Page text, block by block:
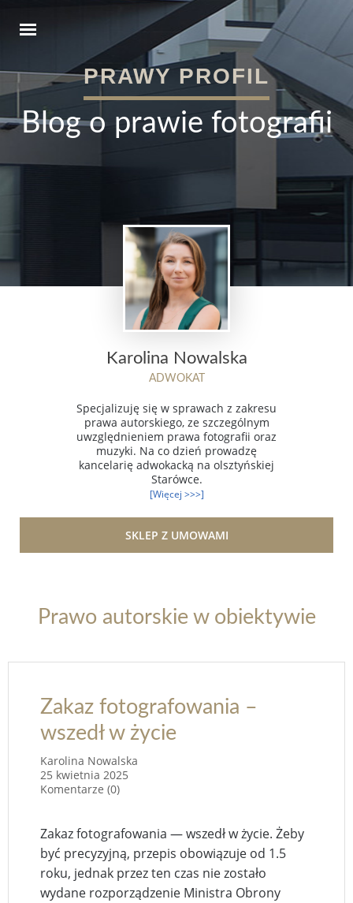
PRAWY PROFIL
Blog o prawie fotografii
Karolina Nowalska
ADWOKAT
Specjalizuję się w sprawach z zakresu
prawa autorskiego, ze szczególnym
uwzględnieniem prawa fotografii oraz
muzyki. Na co dzień prowadzę
kancelarię adwokacką na olsztyńskiej
Starówce.
[Więcej >>>]
SKLEP Z UMOWAMI
Prawo autorskie w obiektywie
Zakaz fotografowania –
wszedł w życie
Karolina Nowalska
25 kwietnia 2025
Komentarze (0)
Zakaz fotografowania — wszedł w życie. Żeby
być precyzyjną, przepis obowiązuje od 1.5
roku, jednak przez ten czas nie zostało
wydane rozporządzenie Ministra Obrony